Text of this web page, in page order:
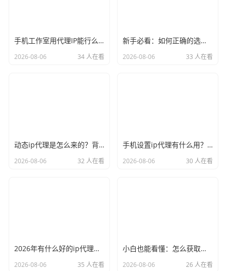
手机工作室用代理IP能行么？过来人的经验告诉你答案
2026-08-06 34 人在看
新手必看：如何正确的选择代理ip软件，别再交智商税了
2026-08-06 33 人在看
动态ip代理是怎么来的？背后的原理比你想象的精彩
2026-08-06 32 人在看
手机设置ip代理有什么用？不只是改定位那么简单
2026-08-06 30 人在看
2026年有什么好的ip代理软件？亲测后我只推荐这几个
2026-08-06 35 人在看
小白也能看懂：怎么获取代理ip和端口号，一步步教会你
2026-08-06 26 人在看